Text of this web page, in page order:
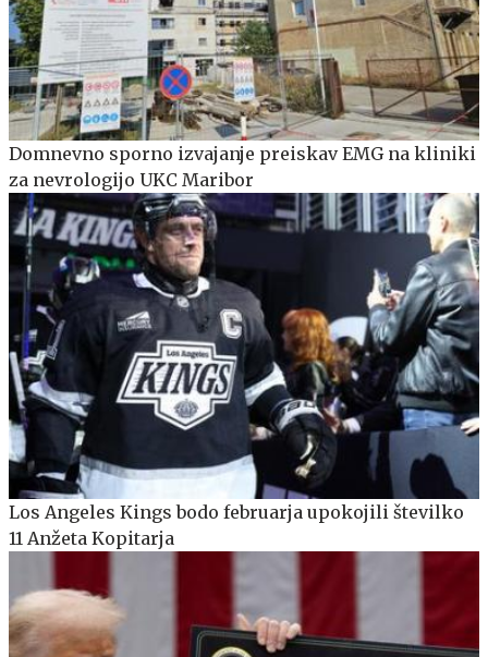
Domnevno sporno izvajanje preiskav EMG na kliniki
za nevrologijo UKC Maribor
Los Angeles Kings bodo februarja upokojili številko
11 Anžeta Kopitarja